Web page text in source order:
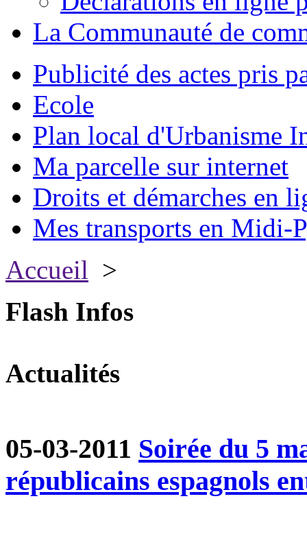
La Communauté de
Publicité des actes pris
Ecole
Plan local d'Urbanisme
Ma parcelle sur internet
Droits et démarches en
Mes transports en Midi-
Accueil >
Flash Infos
Actualités
05-03-2011 Soirée du 5
républicains espagnols